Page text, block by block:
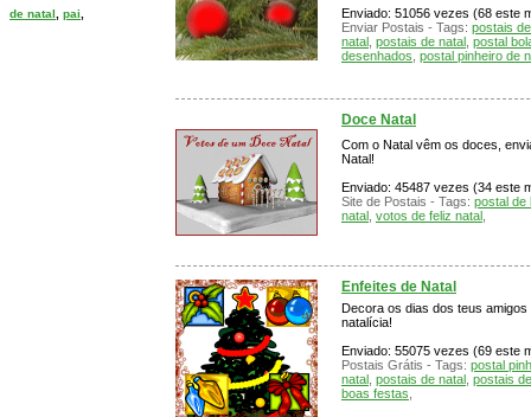
de natal
pai
Enviado: 51056 vezes (68 este
Enviar Postais - Tags: postais
natal postais de natal postal
desenhados postal pinheiro de
Doce Natal
Com o Natal vêm os doces,
Natal!
Enviado: 45487 vezes (34 este
Site de Postais - Tags: postal de
natal votos de feliz natal
Enfeites de Natal
Decora os dias dos teus
natalícia!
Enviado: 55075 vezes (69 este
Postais Grátis - Tags: postal
natal postais de natal postais
boas festas